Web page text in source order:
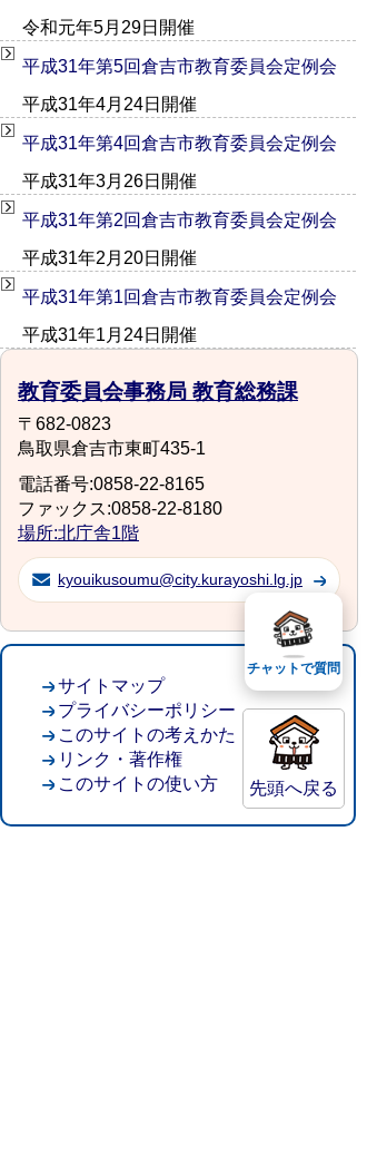
令和元年5月29日開催
平成31年第5回倉吉市教育委員会定例会
平成31年4月24日開催
平成31年第4回倉吉市教育委員会定例会
平成31年3月26日開催
平成31年第2回倉吉市教育委員会定例会
平成31年2月20日開催
平成31年第1回倉吉市教育委員会定例会
平成31年1月24日開催
教育委員会事務局 教育総務課
〒682-0823
鳥取県倉吉市東町435-1
電話番号:0858-22-8165
ファックス:0858-22-8180
場所:北庁舎1階
kyouikusoumu@city.kurayoshi.lg.jp
先頭へ戻る
サイトマップ
プライバシーポリシー
このサイトの考えかた
リンク・著作権
このサイトの使い方
チャットで質問